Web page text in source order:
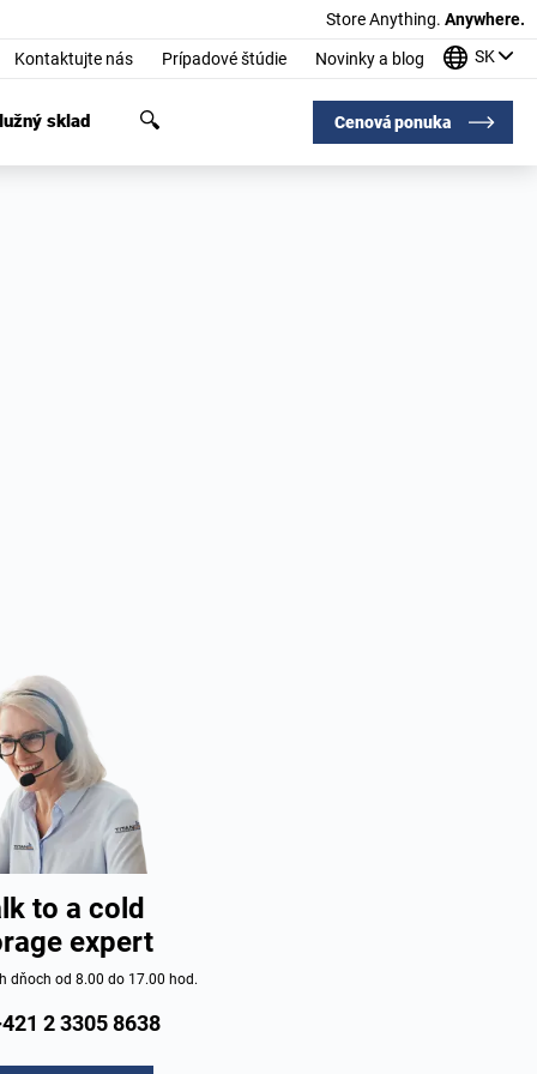
Store Anything. Anywhere.
Kontaktujte nás Prípadové štúdie Novinky a blog SK
sklad Cenová ponuka
to a cold
expert
dňoch od 8.00 do 17.00 hod.
2 3305 8638